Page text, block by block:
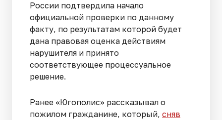
России подтвердила начало
официальной проверки по данному
факту, по результатам которой будет
дана правовая оценка действиям
нарушителя и принято
соответствующее процессуальное
решение.
Ранее «Югополис» рассказывал о
пожилом гражданине, который, сняв